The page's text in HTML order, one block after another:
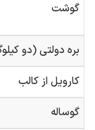
گوشت
بره دولتی (دو
کارویل از کالب
گوساله